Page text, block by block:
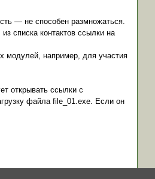
— не способен размножаться.
списка контактов ссылки на
модулей, например, для участия
открывать ссылки с
файла file_01.exe. Если он